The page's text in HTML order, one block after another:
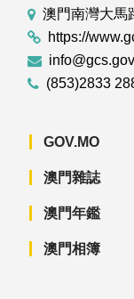
澳門南灣大馬
https://
(853)2833
GOV.MO
澳門雜誌
澳門年鑑
澳門相簿